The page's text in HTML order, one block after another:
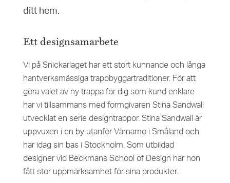
ditt hem.
Ett designsamarbete
Vi på Snickarlaget har ett stort kunnande och långa
hantverksmässiga trappbyggartraditioner. För att
göra valet av ny trappa för dig som kund enklare
har vi tillsammans med formgivaren Stina Sandwall
utvecklat en serie designtrappor. Stina Sandwall är
uppvuxen i en by utanför Värnamo i Småland och
har idag sin bas i Stockholm. Som utbildad
designer vid Beckmans School of Design har hon
fått stor uppmärksamhet för sina produkter.